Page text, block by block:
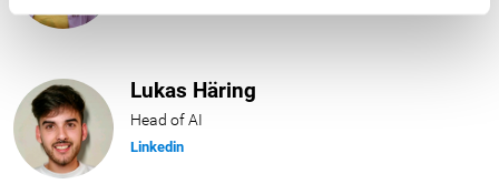
Lukas Häring
Head of AI
Linkedin